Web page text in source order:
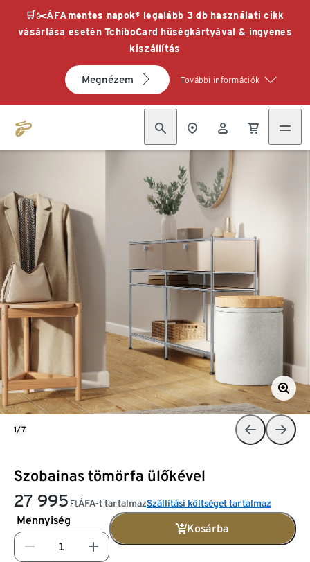
🛒✂️ÁFAmentes napok* legalább 3 db használati cikk
vásárlása esetén TchiboCard hűségkártyával & ingyenes
kiszállítás
Megnézem További információk
Szobainas tömörfa ülőkével
27 995 FtÁFA-t tartalmazSzállítási költséget tartalmaz
Mennyiség
Kosárba
1/7